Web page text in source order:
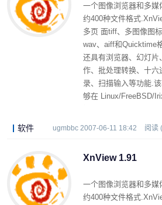
一个图像浏览器和多
约400种文件格式
多页 面tiff、多图像图
wav、aiff和Quicktime
还具有浏览器、幻灯片
作、批处理转换、十
录、扫描输入等功能.
够在 Linux/FreeBSD/
软件 ugmbbc 2007-06-11 18:42 阅读
XnView 1.91
一个图像浏览器和多
约400种文件格式